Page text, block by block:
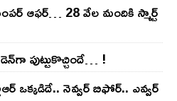
ఆఫ‌ర్‌… 28 వేల మందికి స్మార్ట్
పుట్టుకొచ్చిందే… !
ఒక్క‌డిదే.. నెవ్వ‌ర్ బిఫోర్‌.. ఎవ్వ‌ర్